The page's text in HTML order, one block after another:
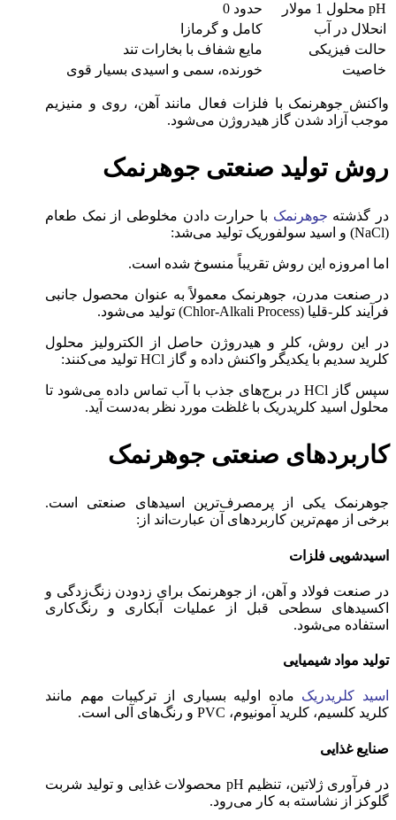
pH محلول 1 مولار
حدود 0
انحلال در آب
کامل و گرمازا
حالت فیزیکی
مایع شفاف با بخارات تند
خاصیت
خورنده، سمی و اسیدی بسیار قوی
واکنش جوهرنمک با فلزات فعال مانند آهن، روی و منیزیم
موجب آزاد شدن گاز هیدروژن می‌شود.
روش تولید صنعتی جوهرنمک
در گذشته جوهرنمک با حرارت دادن مخلوطی از نمک طعام
(NaCl) و اسید سولفوریک تولید می‌شد:
اما امروزه این روش تقریباً منسوخ شده است.
در صنعت مدرن، جوهرنمک معمولاً به عنوان محصول جانبی
فرآیند کلر-قلیا (Chlor-Alkali Process) تولید می‌شود.
در این روش، کلر و هیدروژن حاصل از الکترولیز محلول
کلرید سدیم با یکدیگر واکنش داده و گاز HCl تولید می‌کنند:
سپس گاز HCl در برج‌های جذب با آب تماس داده می‌شود تا
محلول اسید کلریدریک با غلظت مورد نظر به‌دست آید.
کاربردهای صنعتی جوهرنمک
جوهرنمک یکی از پرمصرف‌ترین اسیدهای صنعتی است.
برخی از مهم‌ترین کاربردهای آن عبارت‌اند از:
اسیدشویی فلزات
در صنعت فولاد و آهن، از جوهرنمک برای زدودن زنگ‌زدگی و
اکسیدهای سطحی قبل از عملیات آبکاری و رنگ‌کاری
استفاده می‌شود.
تولید مواد شیمیایی
اسید کلریدریک ماده اولیه بسیاری از ترکیبات مهم مانند
کلرید کلسیم، کلرید آمونیوم، PVC و رنگ‌های آلی است.
صنایع غذایی
در فرآوری ژلاتین، تنظیم pH محصولات غذایی و تولید شربت
گلوکز از نشاسته به کار می‌رود.